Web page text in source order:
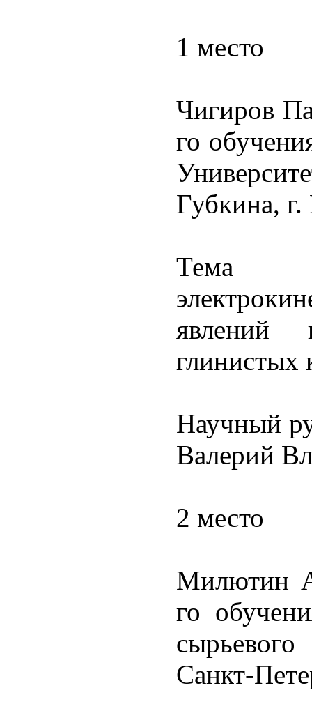
1 место
Чигиров
го
Губкина,
Тема
явлений
глинистых
Научный
Валерий
2 место
Милютин
го
Санкт-